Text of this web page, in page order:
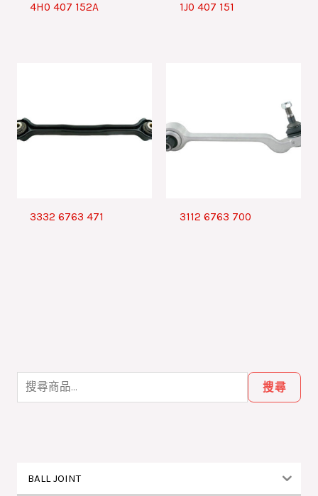
尋
關
搜尋
BALL JOINT
4H0 407 152A 1J0 407 151
3332 6763 471 3112 6763 700